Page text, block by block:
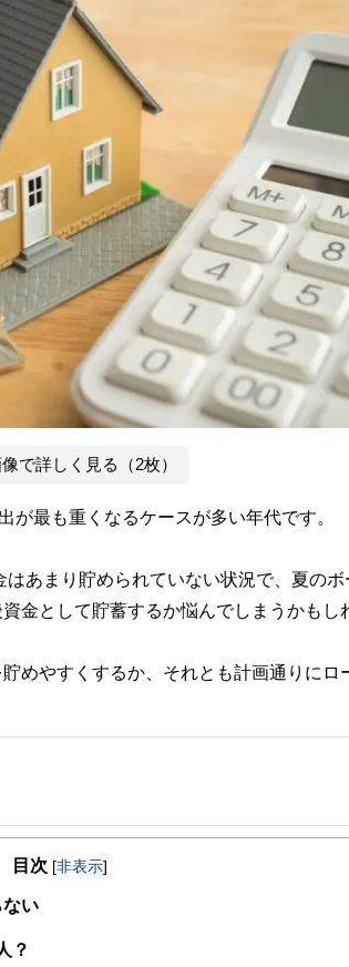
で詳しく見る（2枚）
が最も重くなるケースが多い年代です。
あまり貯められていない状況で、夏の
金として貯蓄するか悩んでしまうかもし
めやすくするか、それとも計画通りにロ
の暮らしにどのような影響を与えるかという視点で、
線のコンテンツを追求しています。
護士、税理士、宅地建物取引士、相続診断士、住宅ロ
スト、キャリアコンサルタントなど150名以上の有資格
目次 [非表示]
ない
？